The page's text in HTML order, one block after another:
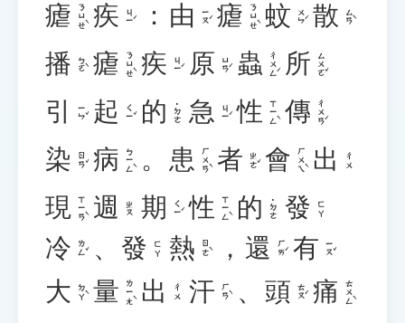
瘧 ㄋㄩㄝˋ 疾 ㄐㄧˊ ： 由 ㄧㄡˊ 瘧 ㄋㄩㄝˋ 蚊 ㄨㄣˊ 散 ㄙㄢˋ
播 ㄅㄛˋ 瘧 ㄋㄩㄝˋ 疾 ㄐㄧˊ 原 ㄩㄢˊ 蟲 ㄔㄨㄥˊ 所 ㄙㄨㄛˇ
引 ㄧㄣˇ 起 ㄑㄧˇ 的 ˙ㄉㄜ 急 ㄐㄧˊ 性 ㄒㄧㄥˋ 傳 ㄔㄨㄢˊ
染 ㄖㄢˇ 病 ㄅㄧㄥˋ 。 患 ㄏㄨㄢˋ 者 ㄓㄜˇ 會 ㄏㄨㄟˋ 出 ㄔㄨ
現 ㄒㄧㄢˋ 週 ㄓㄡ 期 ㄑㄧˊ 性 ㄒㄧㄥˋ 的 ˙ㄉㄜ 發 ㄈㄚ
冷 ㄌㄥˇ 、 發 ㄈㄚ 熱 ㄖㄜˋ ， 還 ㄏㄞˊ 有 ㄧㄡˇ
大 ㄉㄚˋ 量 ㄌㄧㄤˋ 出 ㄔㄨ 汗 ㄏㄢˋ 、 頭 ㄊㄡˊ 痛 ㄊㄨㄥˋ